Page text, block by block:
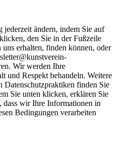
jederzeit ändern, indem Sie auf
den Sie in der Fußzeile
erhalten, finden können, oder
Wir werden Ihre
und Respekt behandeln. Weitere
Datenschutzpraktiken finden Sie
Sie unten klicken, erklären Sie
dass wir Ihre Informationen in
Bedingungen verarbeiten